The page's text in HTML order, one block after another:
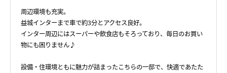
周辺環境も充実。
益城インターまで車で約3分とアクセス良好。
インター周辺にはスーパーや飲食店もそろっており、毎日のお買い
物にも困りません♪
設備・住環境ともに魅力が詰まったこちらの一邸で、快適であたた